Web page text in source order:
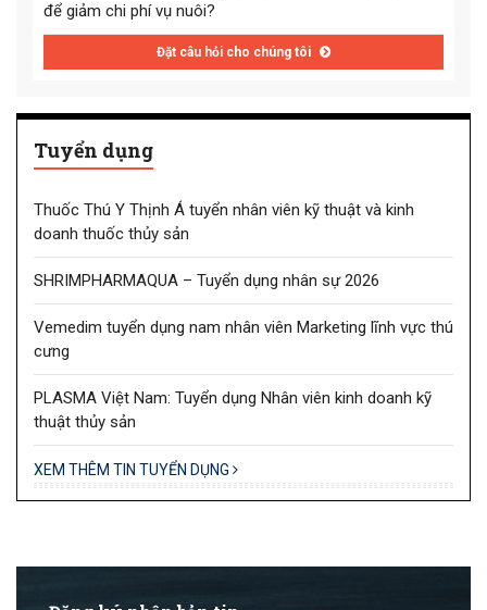
để giảm chi phí vụ nuôi?
Đặt câu hỏi cho chúng tôi
Tuyển dụng
Thuốc Thú Y Thịnh Á tuyển nhân viên kỹ thuật và kinh
doanh thuốc thủy sản
SHRIMPHARMAQUA – Tuyển dụng nhân sự 2026
Vemedim tuyển dụng nam nhân viên Marketing lĩnh vực thú
cưng
PLASMA Việt Nam: Tuyển dụng Nhân viên kinh doanh kỹ
thuật thủy sản
XEM THÊM TIN TUYỂN DỤNG